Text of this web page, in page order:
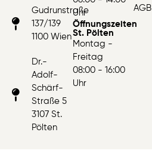
Gudrunstraße
137/139
1100 Wien
Dr.-
Adolf-
Schärf-
Straße 5
3107 St.
Pölten
Uhr
Öffnungszeiten
St. Pölten
Montag -
Freitag
08:00 - 16:00
Uhr
AGB